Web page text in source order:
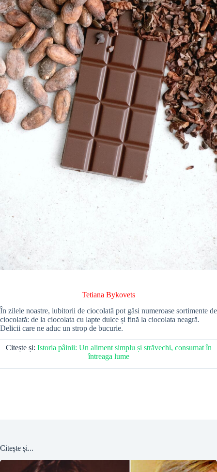
Tetiana Bykovets
În zilele noastre, iubitorii de ciocolată pot găsi numeroase sortimente de
ciocolată: de la ciocolata cu lapte dulce și fină la ciocolata neagră.
Delicii care ne aduc un strop de bucurie.
Citește și: Istoria pâinii: Un aliment simplu și străvechi, consumat în
întreaga lume
Citește și...